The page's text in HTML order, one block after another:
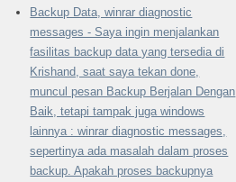
Backup Data, winrar diagnostic
messages - Saya ingin menjalankan
fasilitas backup data yang tersedia di
Krishand, saat saya tekan done,
muncul pesan Backup Berjalan Dengan
Baik, tetapi tampak juga windows
lainnya : winrar diagnostic messages,
sepertinya ada masalah dalam proses
backup. Apakah proses backupnya